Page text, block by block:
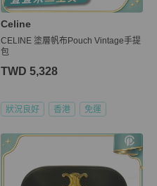
Celine
CELINE 塗層帆布Pouch Vintage手提
包
TWD 5,328
狀況良好 香港 免運